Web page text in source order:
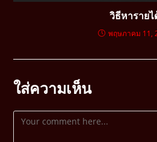
วิธีหารายไ
พฤษภาคม 11,
ใส่ความเห็น